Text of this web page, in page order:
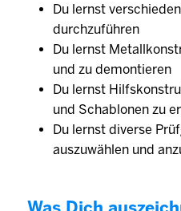
Du lernst
durchzuführen
Du lernst
und zu demontieren
Du lernst
und Schablonen zu
Du lernst diverse
auszuwählen und